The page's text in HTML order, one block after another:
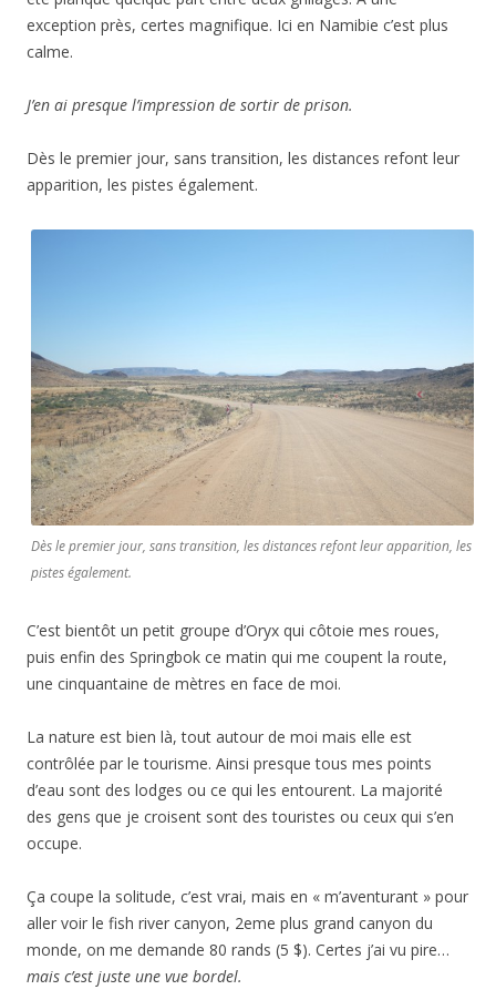
exception près, certes magnifique. Ici en Namibie c’est plus
calme.
J’en ai presque l’impression de sortir de prison.
Dès le premier jour, sans transition, les distances refont leur
apparition, les pistes également.
Dès le premier jour, sans transition, les distances refont leur apparition, les
pistes également.
C’est bientôt un petit groupe d’Oryx qui côtoie mes roues,
puis enfin des Springbok ce matin qui me coupent la route,
une cinquantaine de mètres en face de moi.
La nature est bien là, tout autour de moi mais elle est
contrôlée par le tourisme. Ainsi presque tous mes points
d’eau sont des lodges ou ce qui les entourent. La majorité
des gens que je croisent sont des touristes ou ceux qui s’en
occupe.
Ça coupe la solitude, c’est vrai, mais en « m’aventurant » pour
aller voir le fish river canyon, 2eme plus grand canyon du
monde, on me demande 80 rands (5 $). Certes j’ai vu pire…
mais c’est juste une vue bordel.